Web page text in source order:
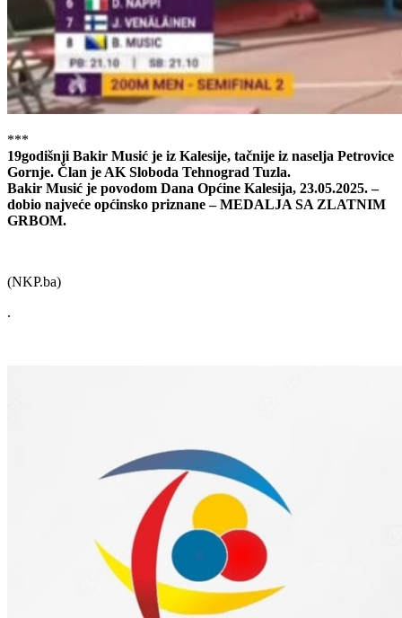
***
19godišnji Bakir Musić je iz Kalesije, tačnije iz naselja Petrovice
Gornje. Član je AK Sloboda Tehnograd Tuzla.
Bakir Musić je povodom Dana Općine Kalesija, 23.05.2025. –
dobio najveće općinsko priznane – MEDALJA SA ZLATNIM
GRBOM.
(NKP.ba)
.